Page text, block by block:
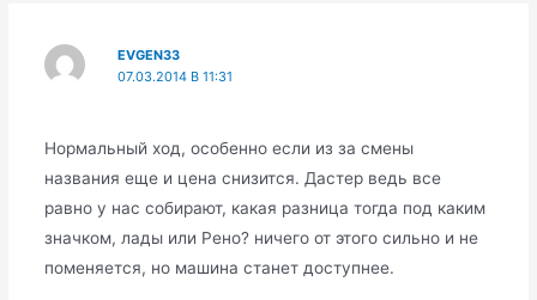
EVGEN33
07.03.2014 В 11:31
Нормальный ход, особенно если из за смены
названия еще и цена снизится. Дастер ведь все
равно у нас собирают, какая разница тогда под каким
значком, лады или Рено? ничего от этого сильно и не
поменяется, но машина станет доступнее.